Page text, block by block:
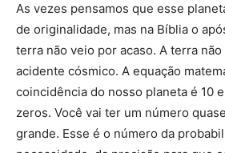
As vezes pensamos que esse
de originalidade, mas na Bíblia o
terra não veio por acaso. A terra
acidente cósmico. A equação
coincidência do nosso planeta é 10
zeros. Você vai ter um número
grande. Esse é o número da